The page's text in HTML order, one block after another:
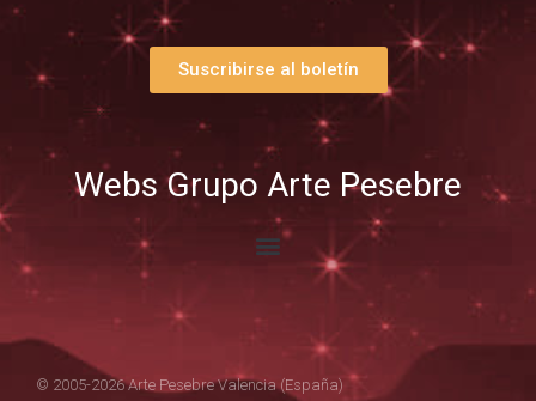
Suscribirse al boletín
Webs Grupo Arte Pesebre
© 2005-2026 Arte Pesebre Valencia (España)